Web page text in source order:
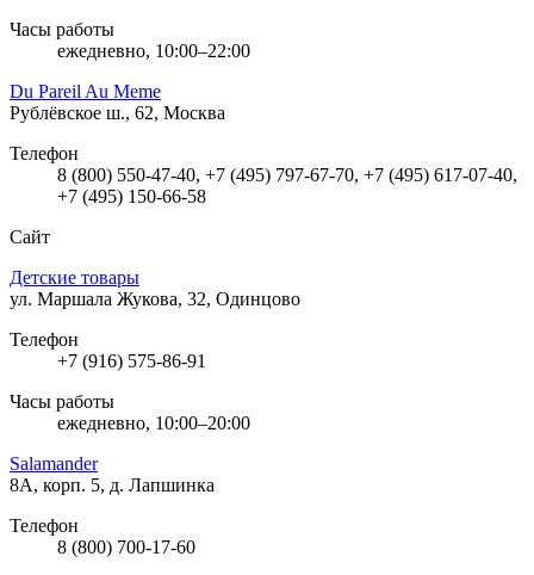
Часы работы
ежедневно, 10:00–22:00
Du Pareil Au Meme
Рублёвское ш., 62, Москва
Телефон
8 (800) 550-47-40, +7 (495) 797-67-70, +7 (495) 617-07-40,
+7 (495) 150-66-58
Сайт
Детские товары
ул. Маршала Жукова, 32, Одинцово
Телефон
+7 (916) 575-86-91
Часы работы
ежедневно, 10:00–20:00
Salamander
8А, корп. 5, д. Лапшинка
Телефон
8 (800) 700-17-60